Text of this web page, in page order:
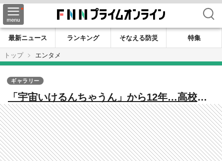
検索
最新ニュース ランキング そなえる防災
特集
トップ
エンタメ
「宇宙いけるんちゃうん」から12年…高校生
のサバ缶がJAXAの宇宙食に認定されるま
で “自由な校風”と「感動する一缶を」の精
神
ギャラリー